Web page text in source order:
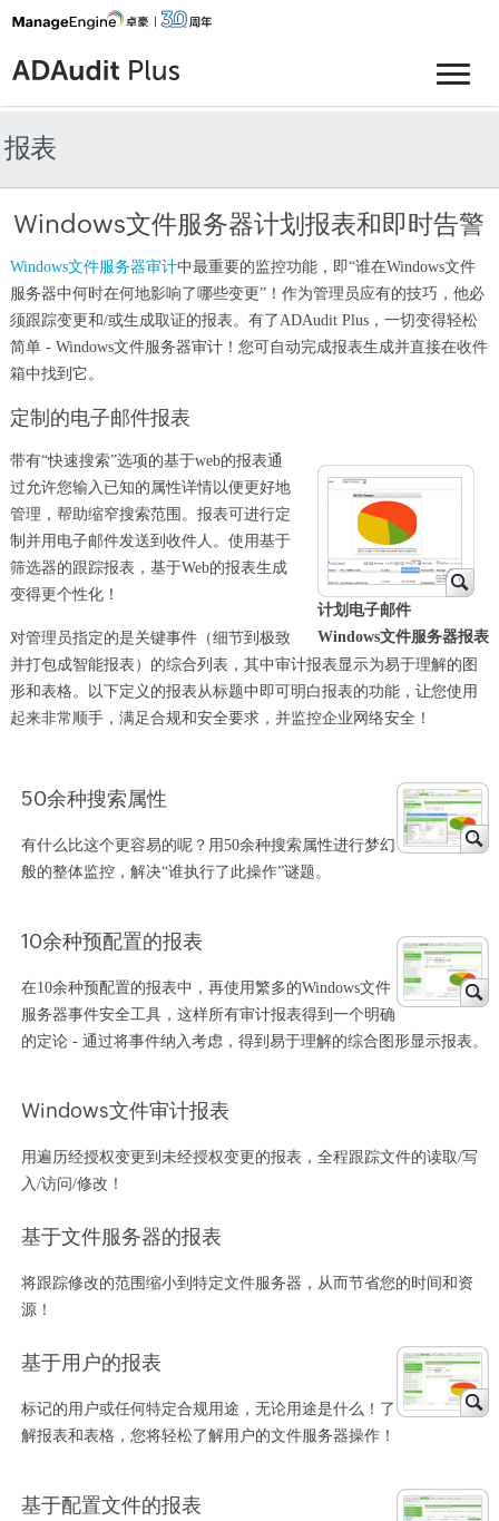
报表
Windows文件服务器计划报表和即时告警
Windows文件服务器审计中最重要的监控功能，即“谁在Windows文件
服务器中何时在何地影响了哪些变更”！作为管理员应有的技巧，他必
须跟踪变更和/或生成取证的报表。有了ADAudit Plus，一切变得轻松
简单 - Windows文件服务器审计！您可自动完成报表生成并直接在收件
箱中找到它。
定制的电子邮件报表
计划电子邮件
Windows文件服务器报表
带有“快速搜索”选项的基于web的报表通
过允许您输入已知的属性详情以便更好地
管理，帮助缩窄搜索范围。报表可进行定
制并用电子邮件发送到收件人。使用基于
筛选器的跟踪报表，基于Web的报表生成
变得更个性化！
对管理员指定的是关键事件（细节到极致
并打包成智能报表）的综合列表，其中审计报表显示为易于理解的图
形和表格。以下定义的报表从标题中即可明白报表的功能，让您使用
起来非常顺手，满足合规和安全要求，并监控企业网络安全！
50余种搜索属性
有什么比这个更容易的呢？用50余种搜索属性进行梦幻
般的整体监控，解决“谁执行了此操作”谜题。
10余种预配置的报表
在10余种预配置的报表中，再使用繁多的Windows文件
服务器事件安全工具，这样所有审计报表得到一个明确
的定论 - 通过将事件纳入考虑，得到易于理解的综合图形显示报表。
Windows文件审计报表
用遍历经授权变更到未经授权变更的报表，全程跟踪文件的读取/写
入/访问/修改！
基于文件服务器的报表
将跟踪修改的范围缩小到特定文件服务器，从而节省您的时间和资
源！
基于用户的报表
标记的用户或任何特定合规用途，无论用途是什么！了
解报表和表格，您将轻松了解用户的文件服务器操作！
基于配置文件的报表